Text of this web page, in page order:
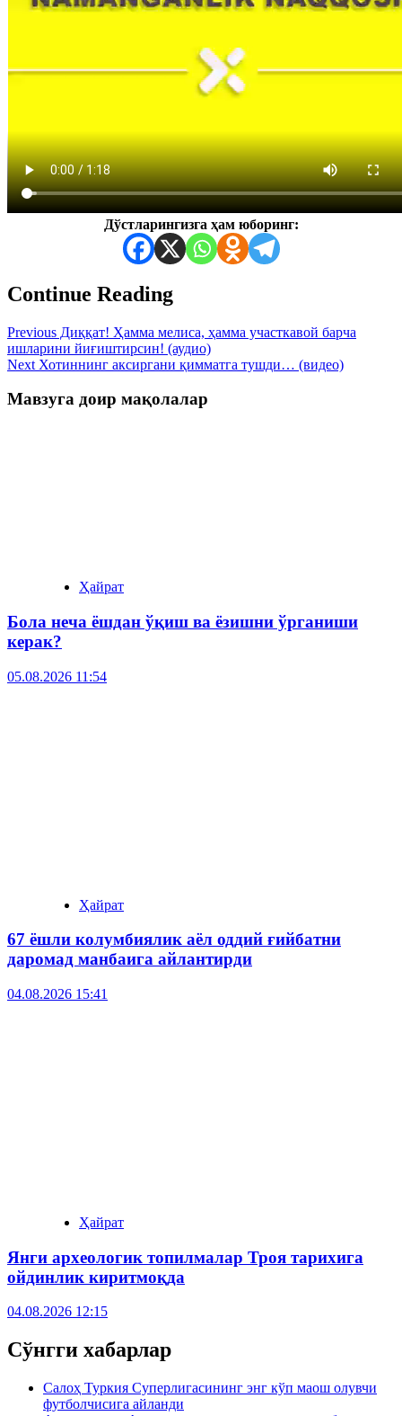
Дўстларингизга ҳам юборинг:
Continue Reading
Previous Диққат! Ҳамма мелиса, ҳамма участкавой барча
ишларини йиғиштирсин! (аудио)
Next Хотиннинг аксиргани қимматга тушди… (видео)
Мавзуга доир мақолалар
Ҳайрат
Бола неча ёшдан ўқиш ва ёзишни ўрганиши
керак?
05.08.2026 11:54
Ҳайрат
67 ёшли колумбиялик аёл оддий ғийбатни
даромад манбаига айлантирди
04.08.2026 15:41
Ҳайрат
Янги археологик топилмалар Троя тарихига
ойдинлик киритмоқда
04.08.2026 12:15
Сўнгги хабарлар
Салоҳ Туркия Суперлигасининг энг кўп маош олувчи
футболчисига айланди